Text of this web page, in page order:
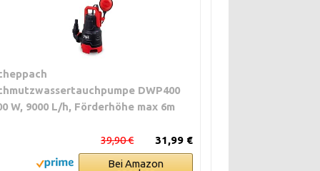
DWP400
W, 9000 L/h, Förderhöhe max 6m
31,99 €
39,90 €
Bei Amazon